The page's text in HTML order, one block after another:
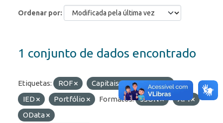
Ordenar por
1 conjunto de dados encontrado
Etiquetas: ROF
Capitais Estrangeiros
IED
Portfólio Formatos: JSON
API
OData